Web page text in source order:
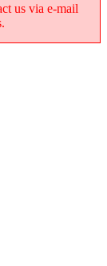
us via e-mail